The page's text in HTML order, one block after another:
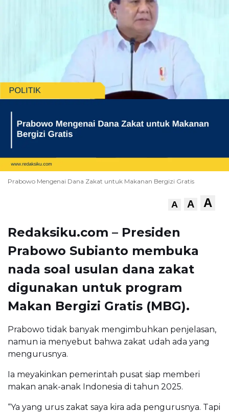
Prabowo Mengenai Dana Zakat untuk Makanan Bergizi Gratis
A A A
Redaksiku.com – Presiden
Prabowo Subianto membuka
nada soal usulan dana zakat
digunakan untuk program
Makan Bergizi Gratis (MBG).
Prabowo tidak banyak mengimbuhkan penjelasan,
namun ia menyebut bahwa zakat udah ada yang
mengurusnya.
Ia meyakinkan pemerintah pusat siap memberi
makan anak-anak Indonesia di tahun 2025.
“Ya yang urus zakat saya kira ada pengurusnya. Tapi